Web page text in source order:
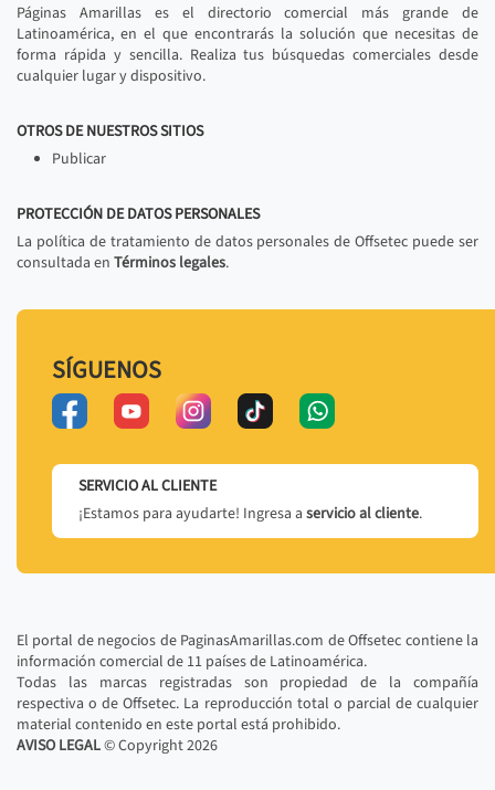
Páginas Amarillas es el directorio comercial más grande de
Latinoamérica, en el que encontrarás la solución que necesitas de
forma rápida y sencilla. Realiza tus búsquedas comerciales desde
cualquier lugar y dispositivo.
OTROS DE NUESTROS SITIOS
Publicar
PROTECCIÓN DE DATOS PERSONALES
La política de tratamiento de datos personales de Offsetec puede ser
consultada en Términos legales.
SÍGUENOS
SERVICIO AL CLIENTE
¡Estamos para ayudarte! Ingresa a servicio al cliente.
El portal de negocios de PaginasAmarillas.com de Offsetec contiene la
información comercial de 11 países de Latinoamérica.
Todas las marcas registradas son propiedad de la compañía
respectiva o de Offsetec. La reproducción total o parcial de cualquier
material contenido en este portal está prohibido.
AVISO LEGAL© Copyright2026